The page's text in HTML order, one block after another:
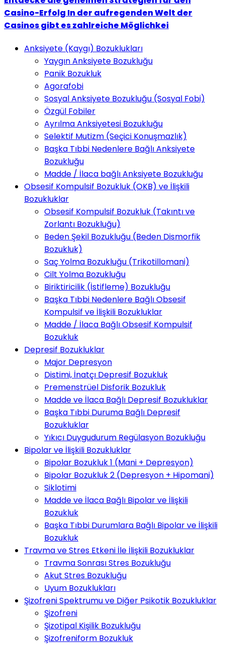
Casino-Erfolg In der aufregenden Welt der
Casinos gibt es zahlreiche Möglichkei
Anksiyete (Kaygı) Bozuklukları
Yaygın Anksiyete Bozukluğu
Panik Bozukluk
Agorafobi
Sosyal Anksiyete Bozukluğu (Sosyal Fobi)
Özgül Fobiler
Ayrılma Anksiyetesi Bozukluğu
Selektif Mutizm (Seçici Konuşmazlık)
Başka Tıbbi Nedenlere Bağlı Anksiyete
Bozukluğu
Madde / İlaca bağlı Anksiyete Bozukluğu
Obsesif Kompulsif Bozukluk (OKB) ve İlişkili
Bozukluklar
Obsesif Kompulsif Bozukluk (Takıntı ve
Zorlantı Bozukluğu)
Beden Şekil Bozukluğu (Beden Dismorfik
Bozukluk)
Saç Yolma Bozukluğu (Trikotillomani)
Cilt Yolma Bozukluğu
Biriktiricilik (İstifleme) Bozukluğu
Başka Tıbbi Nedenlere Bağlı Obsesif
Kompulsif ve İlişkili Bozukluklar
Madde / İlaca Bağlı Obsesif Kompulsif
Bozukluk
Depresif Bozukluklar
Major Depresyon
Distimi, İnatçı Depresif Bozukluk
Premenstrüel Disforik Bozukluk
Madde ve İlaca Bağlı Depresif Bozukluklar
Başka Tıbbi Duruma Bağlı Depresif
Bozukluklar
Yıkıcı Duygudurum Regülasyon Bozukluğu
Bipolar ve İlişkili Bozukluklar
Bipolar Bozukluk 1 (Mani + Depresyon)
Bipolar Bozukluk 2 (Depresyon + Hipomani)
Siklotimi
Madde ve İlaca Bağlı Bipolar ve İlişkili
Bozukluk
Başka Tıbbi Durumlara Bağlı Bipolar ve İlişkili
Bozukluk
Travma ve Stres Etkeni İle İlişkili Bozukluklar
Travma Sonrası Stres Bozukluğu
Akut Stres Bozukluğu
Uyum Bozuklukları
Şizofreni Spektrumu ve Diğer Psikotik Bozukluklar
Şizofreni
Şizotipal Kişilik Bozukluğu
Şizofreniform Bozukluk